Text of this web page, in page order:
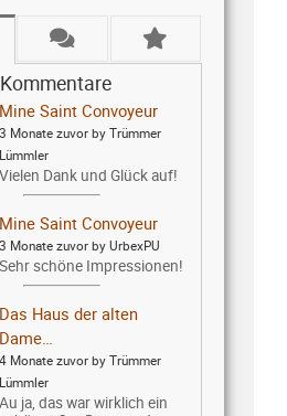
Mine Saint Convoyeur
3 Monate zuvor by Trümmer
Lümmler
Vielen Dank und Glück auf!
Mine Saint Convoyeur
3 Monate zuvor by UrbexPU
Sehr schöne Impressionen!
Das Haus der alten
Dame…
4 Monate zuvor by Trümmer
Lümmler
Au ja, das war wirklich ein